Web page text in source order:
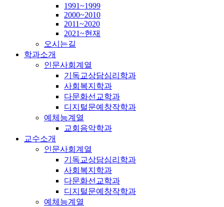
1991~1999
2000~2010
2011~2020
2021~현재
오시는길
학과소개
인문사회계열
기독교상담심리학과
사회복지학과
다문화선교학과
디지털문예창작학과
예체능계열
교회음악학과
교수소개
인문사회계열
기독교상담심리학과
사회복지학과
다문화선교학과
디지털문예창작학과
예체능계열